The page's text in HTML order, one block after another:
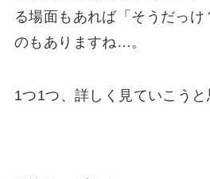
る場面もあれば「そうだっけ
のもありますね…。
1つ1つ、詳しく見ていこうと